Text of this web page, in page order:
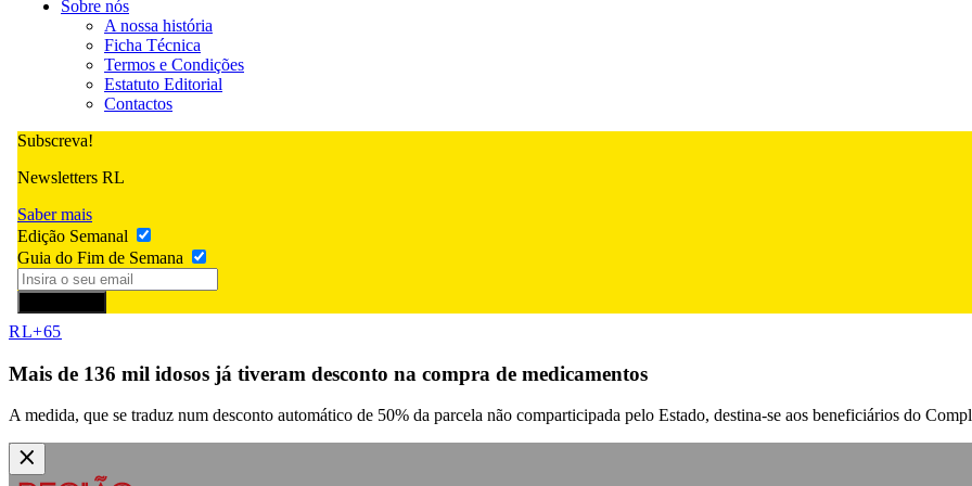
Sobre nós
A nossa história
Ficha Técnica
Termos e Condições
Estatuto Editorial
Contactos
Subscreva!
Newsletters RL
Saber mais
Edição Semanal
Guia do Fim de Semana
RL+65
Mais de 136 mil idosos já tiveram desconto na compra de medicamentos
A medida, que se traduz num desconto automático de 50% da parcela não comparticipada pelo Estado, destina-se aos beneficiários do